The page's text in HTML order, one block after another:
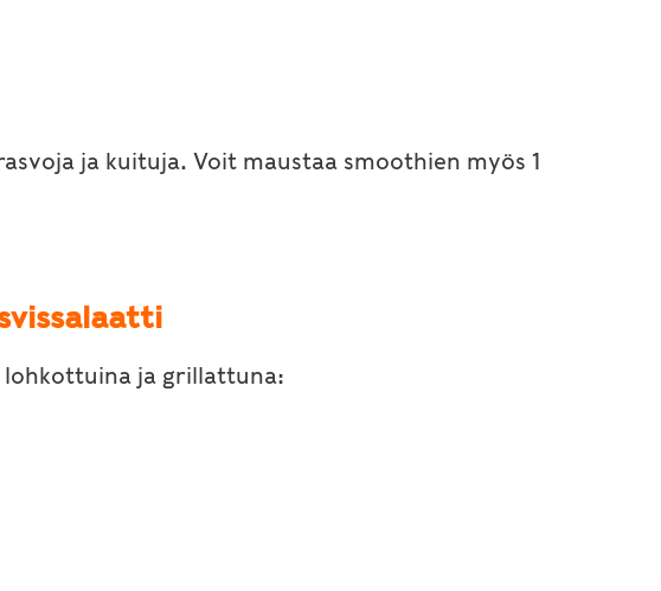
ja kuituja. Voit maustaa smoothien myös 1
lohkottuina ja grillattuna: